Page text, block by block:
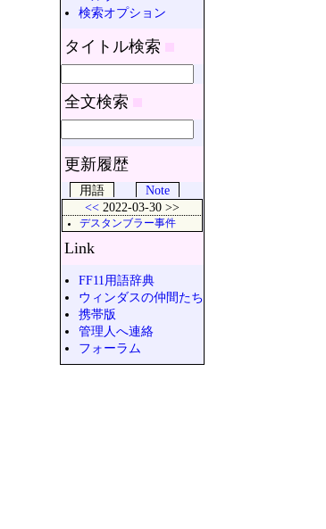
検索オプション
タイトル検索
全文検索
更新履歴
用語
Note
<< 2022-03-30 >>
デスタンブラー事件
Link
FF11用語辞典
ウィンダスの仲間たち
携帯版
管理人へ連絡
フォーラム